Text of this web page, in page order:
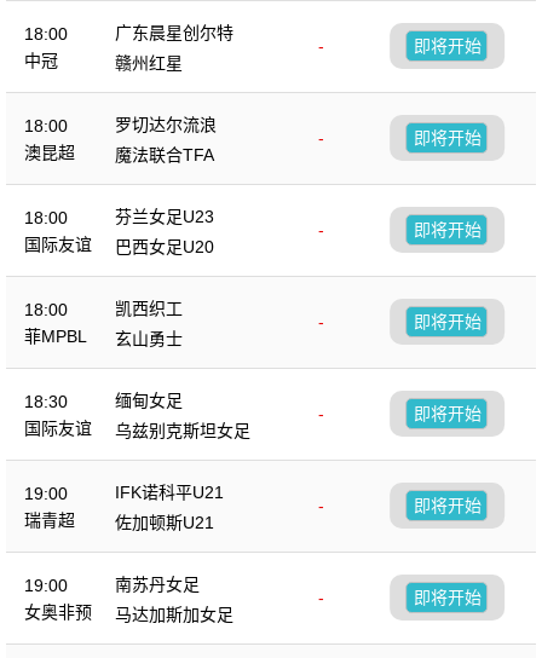
18:00
中冠
广东晨星创尔特
-
赣州红星
即将开始
18:00
澳昆超
罗切达尔流浪
-
魔法联合TFA
即将开始
18:00
国际友谊
芬兰女足U23
-
巴西女足U20
即将开始
18:00
菲MPBL
凯西织工
-
玄山勇士
即将开始
18:30
国际友谊
缅甸女足
-
乌兹别克斯坦女足
即将开始
19:00
瑞青超
IFK诺科平U21
-
佐加顿斯U21
即将开始
19:00
女奥非预
南苏丹女足
-
马达加斯加女足
即将开始